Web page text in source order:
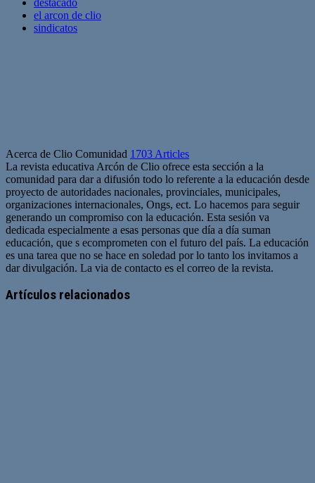
el arcon de clio
sindicatos
Acerca de Clio Comunidad 1703 Articles
La revista educativa Arcón de Clio ofrece esta sección a la
comunidad para dar a difusión todo lo referente a la educación desde
proyecto de autoridades nacionales, provinciales, municipales,
organizaciones internacionales, Ongs, ect. Lo hacemos para seguir
generando un compromiso con la educación. Esta sesión va
dedicada especialmente a esas personas que día a día suman
educación, que s ecomprometen con el futuro del país. La educación
es una tarea que no se hace en soledad por lo tanto los invitamos a
dar divulgación. La via de contacto es el correo de la revista.
web
Artículos relacionados